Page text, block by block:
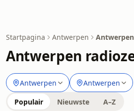
Startpagina Antwerpen Antwerpen
Antwerpen
Antwerpen Antwerpen
Populair Nieuwste A–Z